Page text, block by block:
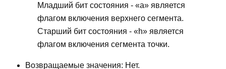
Младший бит состояния - «a» является
флагом включения верхнего сегмента.
Старший бит состояния - «h» является
флагом включения сегмента точки.
Возвращаемые значения: Нет.